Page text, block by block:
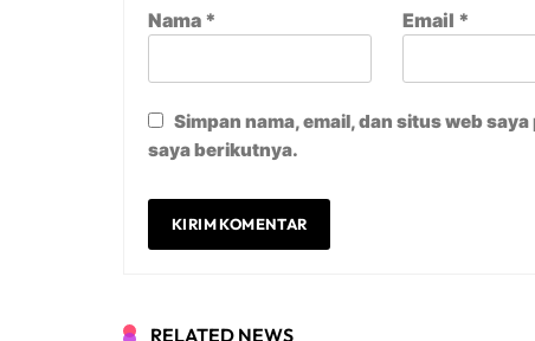
Nama * Email *
Simpan nama, email, dan situs web
saya berikutnya.
RELATED NEWS